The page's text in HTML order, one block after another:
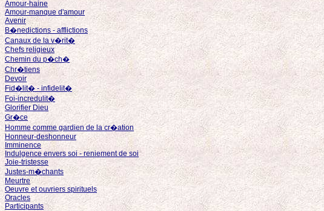
Amour-haine
Amour-manque d'amour
Avenir
B�nedictions - afflictions
Canaux de la v�rit�
Chefs religieux
Chemin du p�ch�
Chr�tiens
Devoir
Fid�lit� - infidelit�
Foi-incredulit�
Glorifier Dieu
Gr�ce
Homme comme gardien de la cr�ation
Honneur-deshonneur
Imminence
Indulgence envers soi - reniement de soi
Joie-tristesse
Justes-m�chants
Meurtre
Oeuvre et ouvriers spirituels
Oracles
Participants